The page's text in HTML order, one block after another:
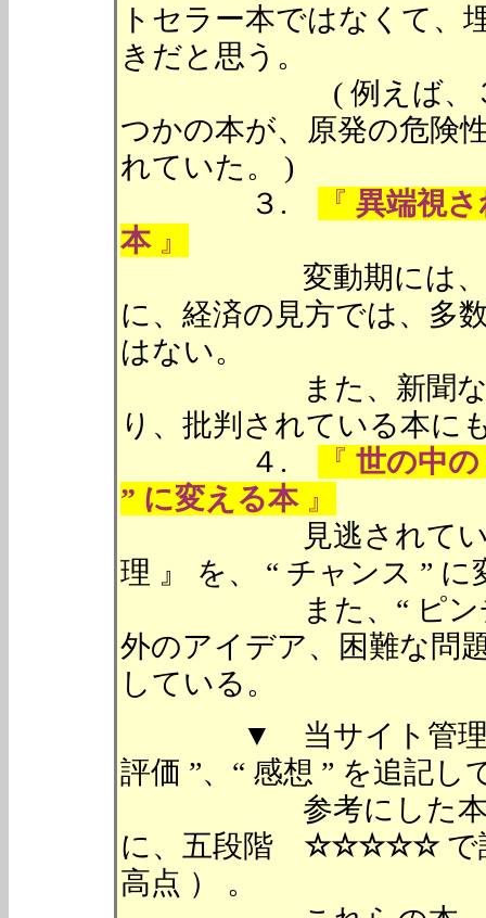
トセラー本ではなくて、
きだと思う。
( 例えば、３．１
つかの本が、原発の危険
れていた。 )
３.
『 異端視
本』
変動期には、常識
に、経済の見方では、多
はない。
また、新聞などの
り、批判されている本に
４.
『 世の中
” に変える本』
見逃されている、
理 』 を、 “ チャンス ”
また、“ ピンチ ”
外のアイデア、困難な問
している。
▼ 当サイト管理人が
評価 ”、“ 感想 ” を追記し
参考にした本、サ
に、五段階 ☆☆☆☆☆で
高点 ） 。